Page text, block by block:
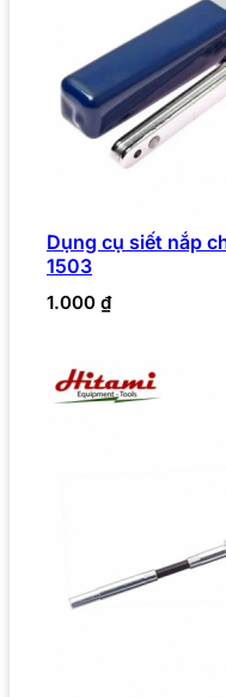
Dụng cụ siết nắp
1503
1.000 ₫